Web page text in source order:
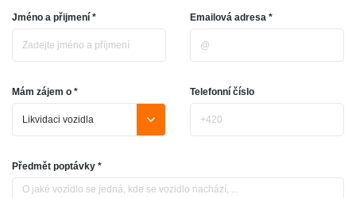
Jméno a přijmení * Emailová adresa *
Mám zájem o * Telefonní číslo
Předmět poptávky *